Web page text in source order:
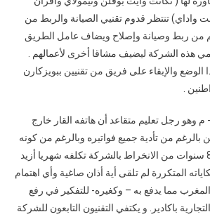
واداي) تنتظر قدوم تقنيي الصيانة والربط من
من ربط وصيانة وإصلاح ويضاف عامل الطريق
هذه الشركة ليضيف مشاقا أخرى لأعمالهم .
الوضع والإبقاء على فريق من تقنيين ببويزكارن
.
وهو رجل تعليم متقاعد أن هاتفه القار خارج
بالرغم من تأدية جميع فواتيره وبالرغم من كونه
زبونا يتوفر على اقدمية 8 سنوات من الانخراط بالشركة تكلفه شهريا أزيد
شكاياته المتكررة لم تلقى أية أذان صاغية وأي اهتمام
مما يدفع به – وكغيره- للتفكير في رفع
باكادير. و يكتفي التقنيون التابعون للشركة